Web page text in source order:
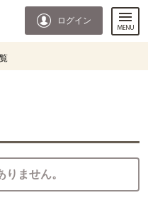
ログイン
りません。